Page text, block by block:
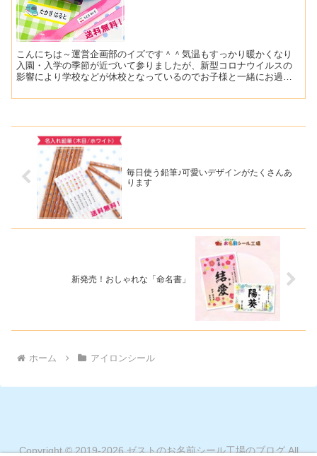
こんにちは～運営企画部のイズです＾＾気温もすっかり暖かくなり
入園・入学の季節が近づいて参りましたが、新型コロナウイルスの
影響により学校などが休校となっているのでお子様と一緒にお過ご
す・・...
毎日使う鉛筆♪可愛いデザインがたくさんあ
ります
新発売！おしゃれな「命名書」
ホーム アイロンシール
Copyright © 2019-2026 ゼストのお名前シール工場のブログ All